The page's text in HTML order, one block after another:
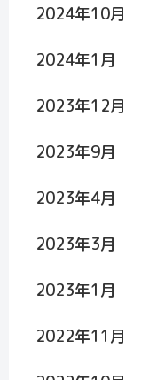
2024年10月
2024年1月
2023年12月
2023年9月
2023年4月
2023年3月
2023年1月
2022年11月